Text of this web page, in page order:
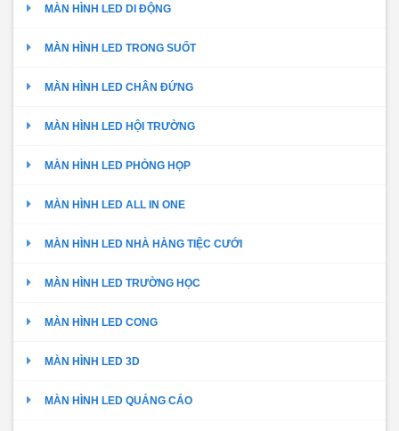
MÀN HÌNH LED DI ĐỘNG
MÀN HÌNH LED TRONG SUỐT
MÀN HÌNH LED CHÂN ĐỨNG
MÀN HÌNH LED HỘI TRƯỜNG
MÀN HÌNH LED PHÒNG HỌP
MÀN HÌNH LED ALL IN ONE
MÀN HÌNH LED NHÀ HÀNG TIỆC CƯỚI
MÀN HÌNH LED TRƯỜNG HỌC
MÀN HÌNH LED CONG
MÀN HÌNH LED 3D
MÀN HÌNH LED QUẢNG CÁO